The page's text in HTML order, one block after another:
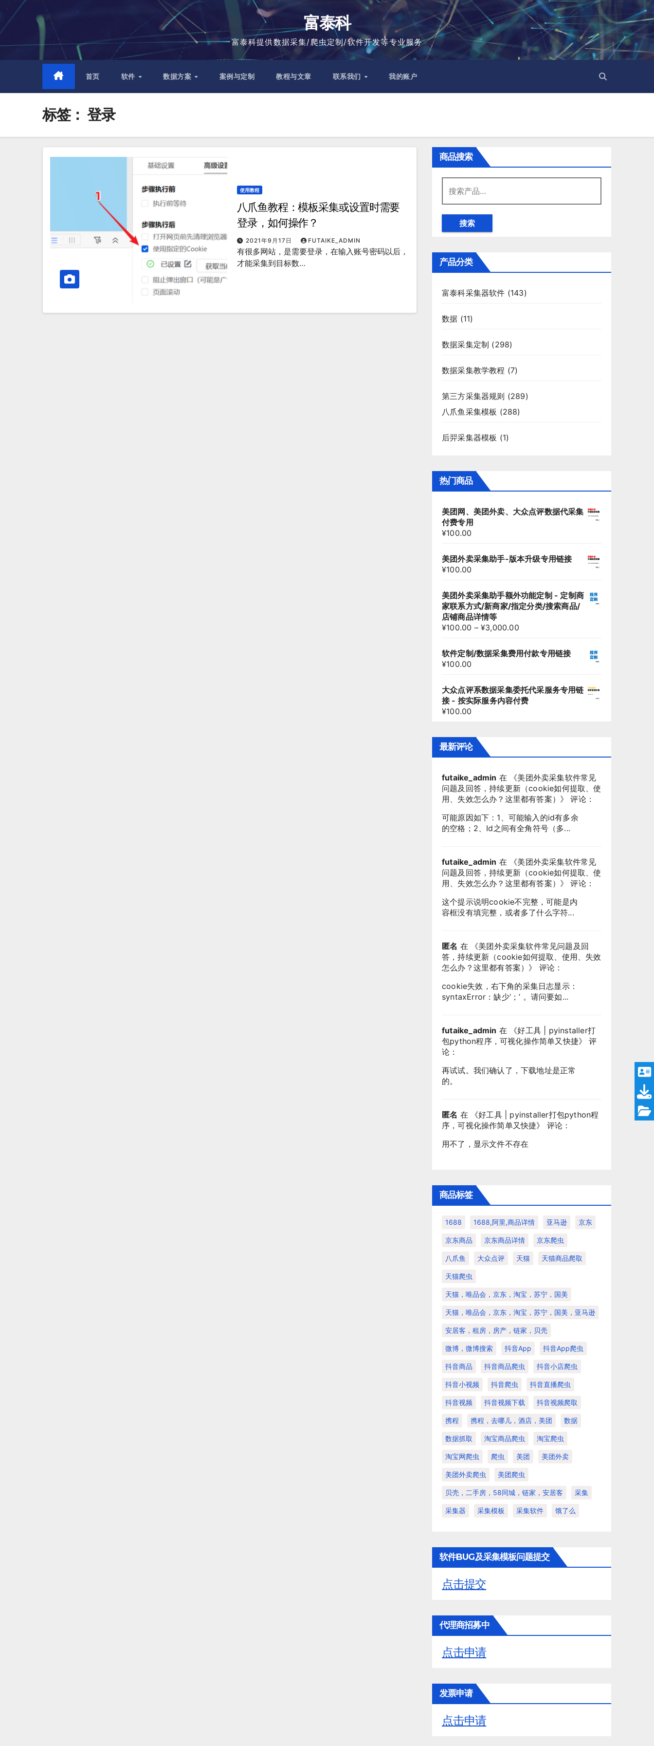
内
富泰科
富泰科提供数据采集/爬虫定制/软件开发等专业服务
首页 软件 数据方案 案例与定制 教程与文章 联系我们 我的账户
标签： 登录
使用教程
八爪鱼教程：模板采集或设置时需要
登录，如何操作？
2021年9月17日 FUTAIKE_ADMIN
有很多网站，是需要登录，在输入账号密码以后，
才能采集到目标数…
商品搜索
索：
搜索
产品分类
富泰科采集器软件 (143)
数据 (11)
数据采集定制 (298)
数据采集教学教程 (7)
第三方采集器规则 (289)
八爪鱼采集模板 (288)
后羿采集器模板 (1)
热门商品
美团网、美团外卖、大众点评数据代采集
付费专用
¥100.00
美团外卖采集助手-版本升级专用链接
¥100.00
美团外卖采集助手额外功能定制 - 定制商
家联系方式/新商家/指定分类/搜索商品/
店铺商品详情等
¥100.00 –¥3,000.00
软件定制/数据采集费用付款专用链接
¥100.00
大众点评系数据采集委托代采服务专用链
接 - 按实际服务内容付费
¥100.00
最新评论
futaike_admin 在 《美团外卖采集软件常见
问题及回答，持续更新（cookie如何提取、使
用、失效怎么办？这里都有答案） 》 评论：
可能原因如下：1、可能输入的id有多余
的空格；2、Id之间有全角符号（多...
futaike_admin 在 《美团外卖采集软件常见
问题及回答，持续更新（cookie如何提取、使
用、失效怎么办？这里都有答案） 》 评论：
这个提示说明cookie不完整，可能是内
容框没有填完整，或者多了什么字符...
匿名 在 《美团外卖采集软件常见问题及回
答，持续更新（cookie如何提取、使用、失效
怎么办？这里都有答案） 》 评论：
cookie失效，右下角的采集日志显示：
syntaxError：缺少‘；’ 。请问要如...
futaike_admin 在 《好工具 | pyinstaller打
包python程序，可视化操作简单又快捷》 评
论：
再试试。我们确认了，下载地址是正常
的。
匿名 在 《好工具 | pyinstaller打包python程
序，可视化操作简单又快捷》 评论：
用不了，显示文件不存在
商品标签
1688 1688,阿里,商品详情 亚马逊 京东
京东商品 京东商品详情 京东爬虫
八爪鱼 大众点评 天猫 天猫商品爬取
天猫爬虫
天猫，唯品会，京东，淘宝，苏宁，国美
天猫，唯品会，京东，淘宝，苏宁，国美，亚马逊
安居客，租房，房产，链家，贝壳
微博，微博搜索 抖音app 抖音app爬虫
抖音商品 抖音商品爬虫 抖音小店爬虫
抖音小视频 抖音爬虫 抖音直播爬虫
抖音视频 抖音视频下载 抖音视频爬取
携程 携程，去哪儿，酒店，美团 数据
数据抓取 淘宝商品爬虫 淘宝爬虫
淘宝网爬虫 爬虫 美团 美团外卖
美团外卖爬虫 美团爬虫
贝壳，二手房，58同城，链家，安居客 采集
采集器 采集模板 采集软件 饿了么
软件BUG及采集模板问题提交
点击提交
代理商招募中
点击申请
发票申请
点击申请